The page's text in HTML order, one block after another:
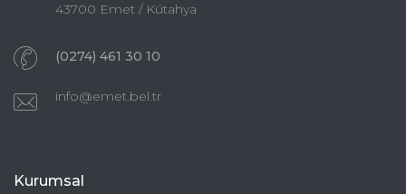
43700 Emet / Kütahya
(0274) 461 30 10
info@emet.bel.tr
Kurumsal